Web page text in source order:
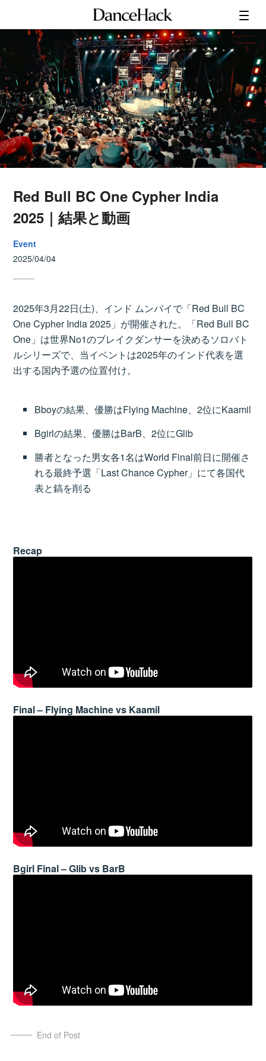
Red Bull BC One Cypher India
2025｜結果と動画
Event
2025/04/04
2025年3月22日(土)、インド ムンバイで「Red Bull BC
One Cypher India 2025」が開催された。「Red Bull BC
One」は世界No1のブレイクダンサーを決めるソロバト
ルシリーズで、当イベントは2025年のインド代表を選
出する国内予選の位置付け。
Bboyの結果、優勝はFlying Machine、2位にKaamil
Bgirlの結果、優勝はBarB、2位にGlib
勝者となった男女各1名はWorld Final前日に開催さ
れる最終予選「Last Chance Cypher」にて各国代
表と鎬を削る
Recap
Final – Flying Machine vs Kaamil
Bgirl Final – Glib vs BarB
End of Post